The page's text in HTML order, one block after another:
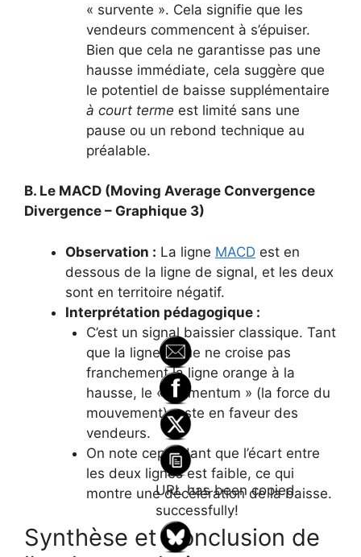
« survente ». Cela signifie que les
vendeurs commencent à s’épuiser.
Bien que cela ne garantisse pas une
hausse immédiate, cela suggère que
le potentiel de baisse supplémentaire
à court terme est limité sans une
pause ou un rebond technique au
préalable.
B. Le MACD (Moving Average Convergence
Divergence – Graphique 3)
Observation : La ligne MACD est en
dessous de la ligne de signal, et les deux
sont en territoire négatif.
Interprétation pédagogique :
C’est un signal baissier classique. Tant
que la ligne bleue ne croise pas
franchement la ligne orange à la
hausse, le « momentum » (la force du
mouvement) reste en faveur des
vendeurs.
On note cependant que l’écart entre
les deux lignes est faible, ce qui
montre une décélération de la baisse.
Synthèse et Conclusion de
URL has been copied
successfully!